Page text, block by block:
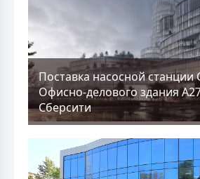
Поставка насосной станции
Офисно-делового здания
Сберсити